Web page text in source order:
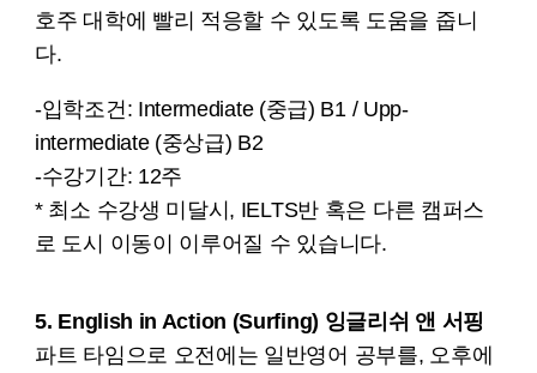
호주 대학에 빨리 적응할 수 있도록 도움을 줍니
다.
-입학조건: Intermediate (중급) B1 / Upp-
intermediate (중상급) B2
-수강기간: 12주
* 최소 수강생 미달시, IELTS반 혹은 다른 캠퍼스
로 도시 이동이 이루어질 수 있습니다.
5. English in Action (Surfing) 잉글리쉬 앤 서핑
파트 타임으로 오전에는 일반영어 공부를, 오후에